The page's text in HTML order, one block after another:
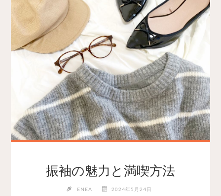
振袖の魅力と満喫方法
ENEA 2024年5月24日